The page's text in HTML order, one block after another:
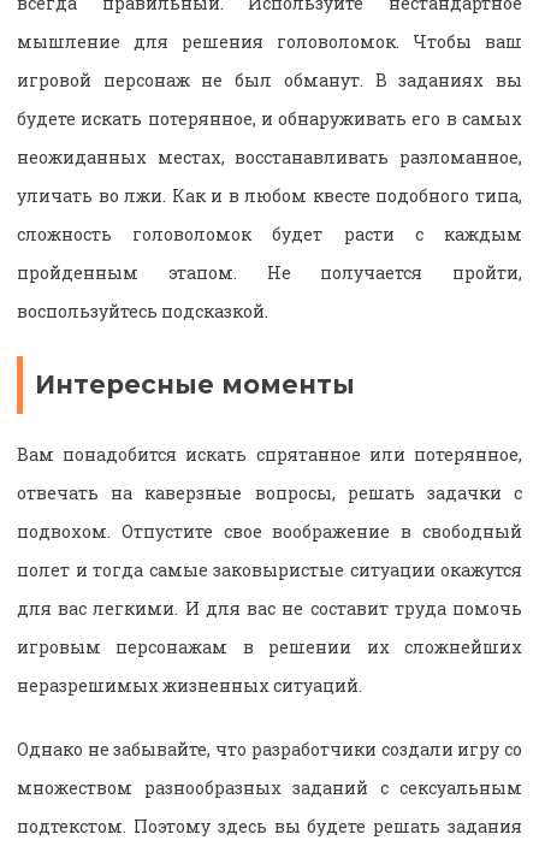
мышление для решения головоломок. Чтобы ваш
игровой персонаж не был обманут. В заданиях вы
будете искать потерянное, и обнаруживать его в самых
неожиданных местах, восстанавливать разломанное,
уличать во лжи. Как и в любом квесте подобного типа,
сложность головоломок будет расти с каждым
пройденным этапом. Не получается пройти,
воспользуйтесь подсказкой.
Интересные моменты
Вам понадобится искать спрятанное или потерянное,
отвечать на каверзные вопросы, решать задачки с
подвохом. Отпустите свое воображение в свободный
полет и тогда самые заковыристые ситуации окажутся
для вас легкими. И для вас не составит труда помочь
игровым персонажам в решении их сложнейших
неразрешимых жизненных ситуаций.
Однако не забывайте, что разработчики создали игру со
множеством разнообразных заданий с сексуальным
подтекстом. Поэтому здесь вы будете решать задания